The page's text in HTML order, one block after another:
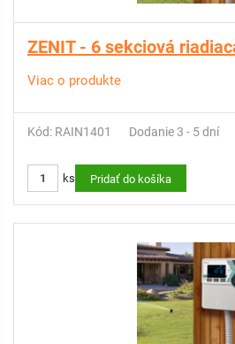
ZENIT - 6 sekciová
Viac o produkte
Kód: RAIN1401 Dodanie 3 - 5 dní
ks Pridať do košíka